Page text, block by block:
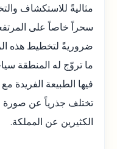
مثاليةً للاستكشاف
سحراً خاصاً على
ضروريةً لتخطيط هذه
ما تروّج له المنطقة
فيها الطبيعة الفريدة
تختلف جذرياً عن صورة
الكثيرين عن المملكة.